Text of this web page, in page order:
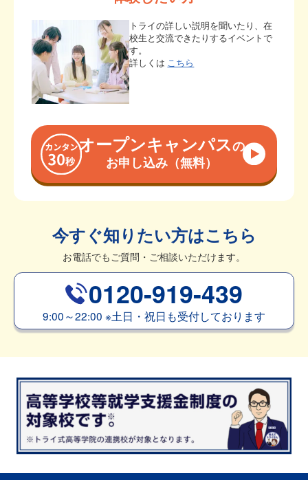
トライの詳しい説明を聞いたり、在
校生と交流できたりするイベントで
す。
詳しくは こちら
オープンキャンパスの
お申し込み（無料）
今すぐ知りたい方はこちら
お電話でもご質問・ご相談いただけます。
0120-919-439
9:00～22:00 ※土日・祝日も受付しております